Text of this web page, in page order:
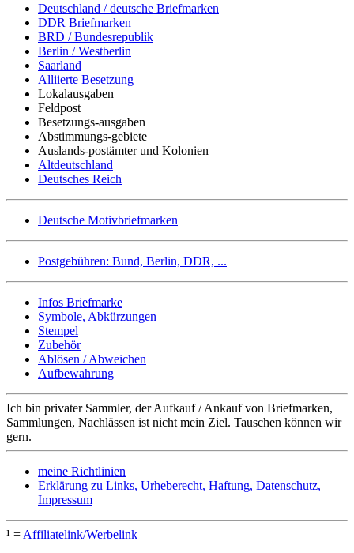
Deutschland / deutsche Briefmarken
DDR Briefmarken
BRD / Bundesrepublik
Berlin / Westberlin
Saarland
Alliierte Besetzung
Lokalausgaben
Feldpost
Besetzungs-ausgaben
Abstimmungs-gebiete
Auslands-postämter und Kolonien
Altdeutschland
Deutsches Reich
Deutsche Motivbriefmarken
Postgebühren: Bund, Berlin, DDR, ...
Infos Briefmarke
Symbole, Abkürzungen
Stempel
Zubehör
Ablösen / Abweichen
Aufbewahrung
Ich bin privater Sammler, der Aufkauf / Ankauf von Briefmarken,
Sammlungen, Nachlässen ist nicht mein Ziel. Tauschen können wir
gern.
meine Richtlinien
Erklärung zu Links, Urheberecht, Haftung, Datenschutz,
Impressum
¹ = Affiliatelink/Werbelink